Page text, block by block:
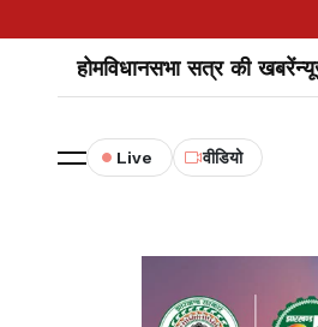
होमविधानसभा सत्र की खबरें
Live वीडियो